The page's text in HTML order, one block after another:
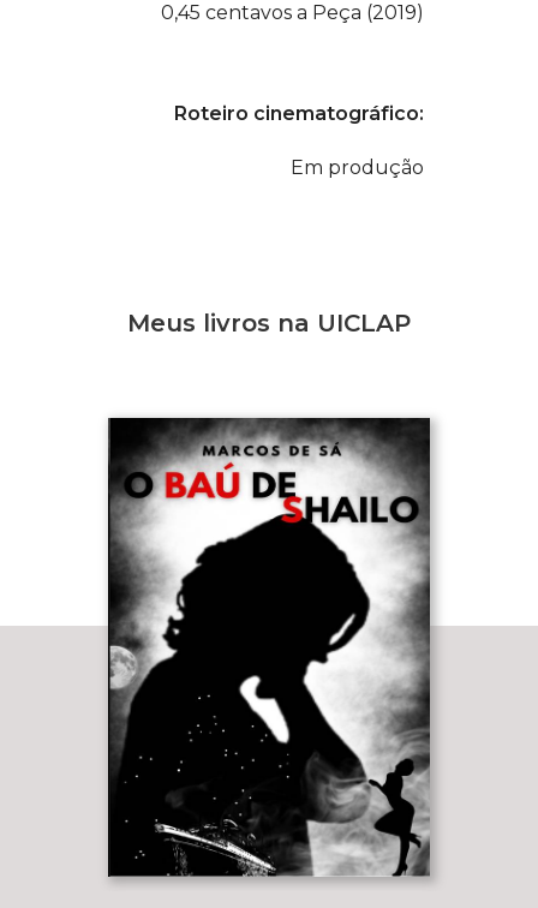
0,45 centavos a Peça (2019)
Roteiro cinematográfico:
Em produção
Meus livros na UICLAP